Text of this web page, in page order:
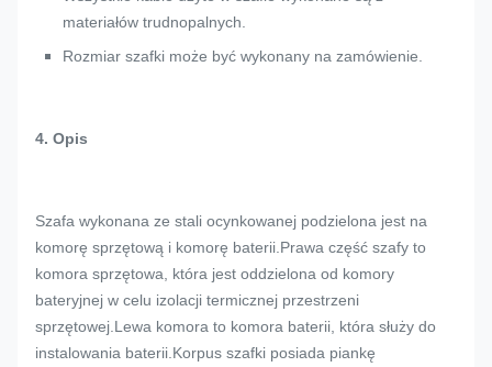
materiałów trudnopalnych.
Rozmiar szafki może być wykonany na zamówienie.
4. Opis
Szafa wykonana ze stali ocynkowanej podzielona jest na
komorę sprzętową i komorę baterii.Prawa część szafy to
komora sprzętowa, która jest oddzielona od komory
bateryjnej w celu izolacji termicznej przestrzeni
sprzętowej.Lewa komora to komora baterii, która służy do
instalowania baterii.Korpus szafki posiada piankę